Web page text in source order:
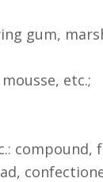
gum,
etc.;